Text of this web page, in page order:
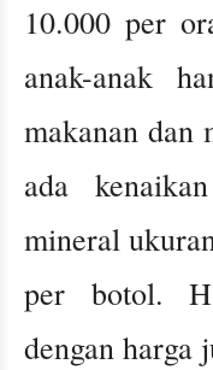
10.000 per
anak-anak
makanan dan
ada
mineral
per botol.
dengan harga